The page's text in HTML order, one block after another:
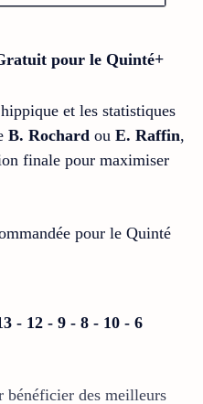
pour le Quinté+
et les statistiques
B. Rochard ou E. Raffin,
finale pour maximiser
pour le Quinté
- 12 - 9 - 8 - 10 - 6
bénéficier des meilleurs